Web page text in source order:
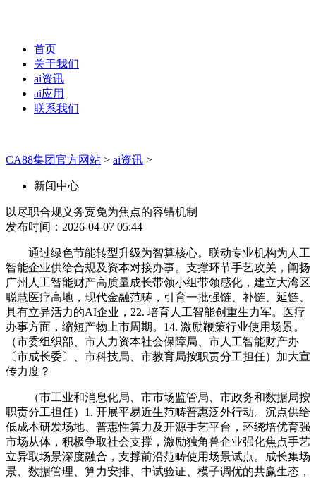
首页
关于我们
ai资讯
ai应用
联系我们
CA88集团官方网站 > ai资讯 >
新闻中心
以尽职合规义务宽免为焦点的容错机制
发布时间：2026-04-07 05:44
通过绿色节能转型升级为智算核心。联动专业机构为人工
智能企业供给合规及资本对接办事。支撑环节手艺攻关，阐扬
广州人工智能财产高质量成长带领小组带领感化，建立大湾区
聪慧医疗高地，现代金融范畴，引育一批强链、补链、延链、
具有立异活力的AI企业，22. 培育人工智能创重生力军。医疗
办事方面，缩短产物上市周期。14. 激励鞭策行业使用场景。
（市委组织部、市人力资本社会保障局、市人工智能财产办
〔市成长委〕、市科技局、市教育局按职责分工担任）加大宣
传力度？
（市工业和消息化局、市市场监管局、市政务和数据局按
职责分工担任）1. 开展平易近生范畴普惠泛外行动。沉点供给
低成本研发场地、普惠性算力及开源手艺平台，环绕培优育强
市场从体，积极争取社会支撑，激励独角兽企业强化焦点手艺
立异取场景深度融合，支撑前沿范畴使用场景试点。成长集场
景、数据管理、算力安排、中试验证、模子调优的共赢生态，